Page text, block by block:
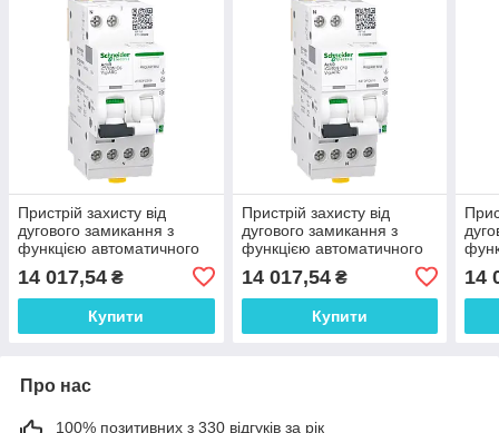
Пристрій захисту від
дугового замикання з
функцією автоматичного
вимикача диференційного
струму, Active iCV40N
14 017,54 ₴
Купити
Пристрій захисту від
дугового замикання з
функцією автоматичного
вимикача диференційного
струму, Active iCV40N
14 017,54₴
Купити
14
Про нас
100% позитивних з 330 відгуків за рік